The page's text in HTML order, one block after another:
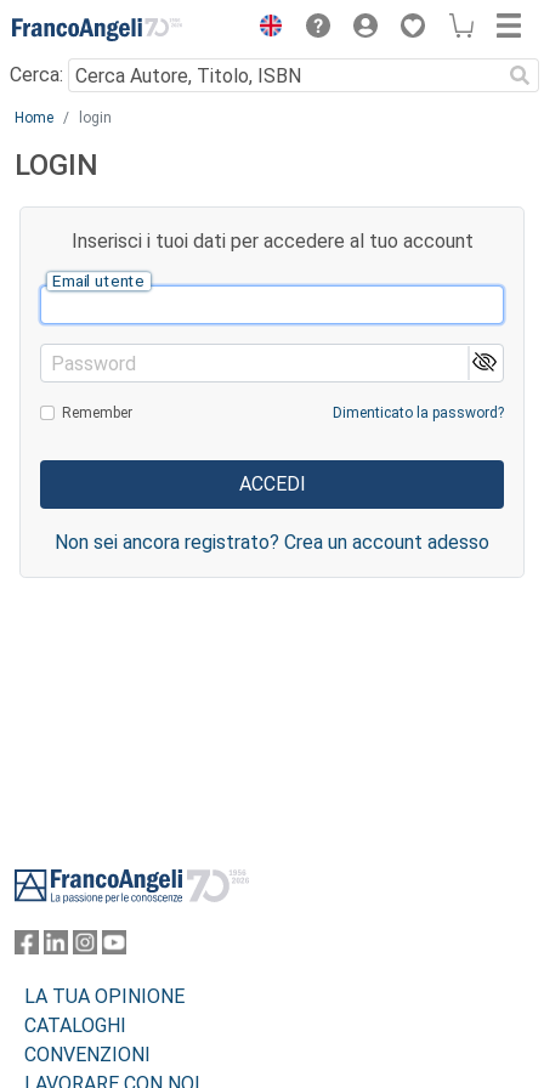
Menu
Cerca:
Main content
Home login
LOGIN
Inserisci i tuoi dati per accedere al tuo account
Email utente
Password
Remember Dimenticato la password?
Non sei ancora registrato? Crea un account adesso
LA TUA OPINIONE
CATALOGHI
CONVENZIONI